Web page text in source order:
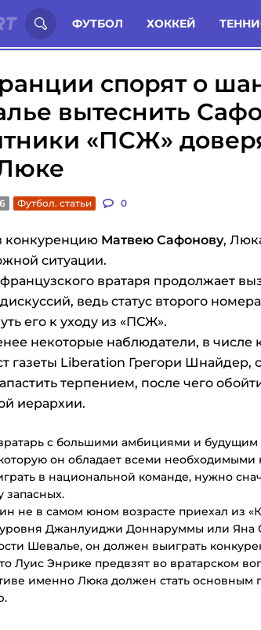
ФУТБОЛ ХОККЕЙ
о спорте России: Статьи Комменты
спорят о
вытеснить
«ПСЖ»
Футбол. статьи 0
конкуренцию Матвею Сафонову,
ситуации.
вратаря продолжает
ведь статус второго
его к уходу из «ПСЖ».
некоторые наблюдатели, в числе
газеты Liberation Грегори Шнайдер,
терпением, после чего
иерархии.
с большими амбициями и
он обладает всеми необходимыми
в национальной команде, нужно
запасных.
не в самом юном возрасте приехал из
Джанлуиджи Доннаруммы или Яна
Шевалье, он должен выиграть
Луис Энрике предвзят во вратарском
именно Люка должен стать основным